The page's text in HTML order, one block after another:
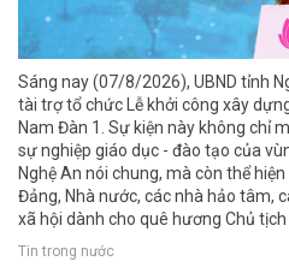
Sáng nay (07/8/2026), UBND tỉnh
tài trợ tổ chức Lễ khởi công xây
Nam Đàn 1. Sự kiện này không chỉ
sự nghiệp giáo dục - đào tạo của
Nghệ An nói chung, mà còn thể
Đảng, Nhà nước, các nhà hảo tâm,
xã hội dành cho quê hương Chủ tịch
Tin trong nước